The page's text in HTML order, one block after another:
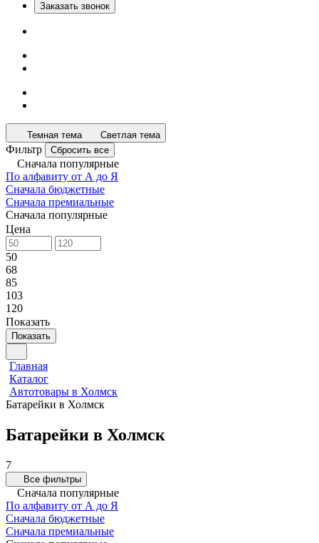
Заказать звонок
Темная тема Светлая тема
Фильтр Сбросить все
Сначала популярные
По алфавиту от А до Я
Сначала бюджетные
Сначала премиальные
Сначала популярные
Цена
50
68
85
103
120
Показать
Показать
Главная
Каталог
Автотовары в Холмск
Батарейки в Холмск
Батарейки в Холмск
7
Все фильтры
Сначала популярные
По алфавиту от А до Я
Сначала бюджетные
Сначала премиальные